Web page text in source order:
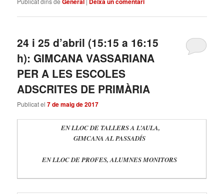
24 i 25 d’abril (15:15 a 16:15
h): GIMCANA VASSARIANA
PER A LES ESCOLES
ADSCRITES DE PRIMÀRIA
Publicat el7 de maig de 2017
EN LLOC DE TALLERS A L’AULA,
GIMCANA AL PASSADÍS
EN LLOC DE PROFES, ALUMNES MONITORS